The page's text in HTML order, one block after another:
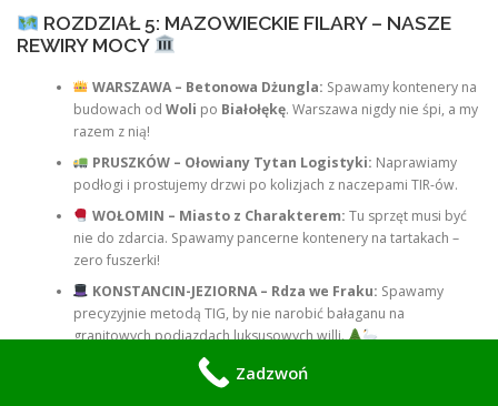
ROZDZIAŁ 5: MAZOWIECKIE FILARY – NASZE
REWIRY MOCY
WARSZAWA – Betonowa Dżungla: Spawamy kontenery na
budowach od Woli po Białołękę. Warszawa nigdy nie śpi, a my
razem z nią!
PRUSZKÓW – Ołowiany Tytan Logistyki: Naprawiamy
podłogi i prostujemy drzwi po kolizjach z naczepami TIR-ów.
WOŁOMIN – Miasto z Charakterem: Tu sprzęt musi być
nie do zdarcia. Spawamy pancerne kontenery na tartakach –
zero fuszerki!
KONSTANCIN-JEZIORNA – Rdza we Fraku: Spawamy
precyzyjnie metodą TIG, by nie narobić bałaganu na
granitowych podjazdach luksusowych willi.
Zadzwoń